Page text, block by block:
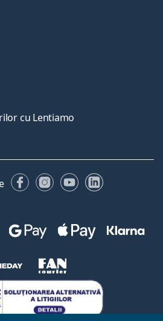
cu Lentiamo
FacebookInstagram
YouTubeLinkedIn